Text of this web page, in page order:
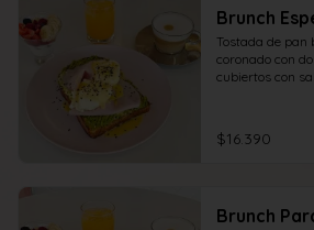
Brunch
Tostada de pan
coronado con
cubiertos con
tocino) incluye
tradicional (el
$16.390
Brunch